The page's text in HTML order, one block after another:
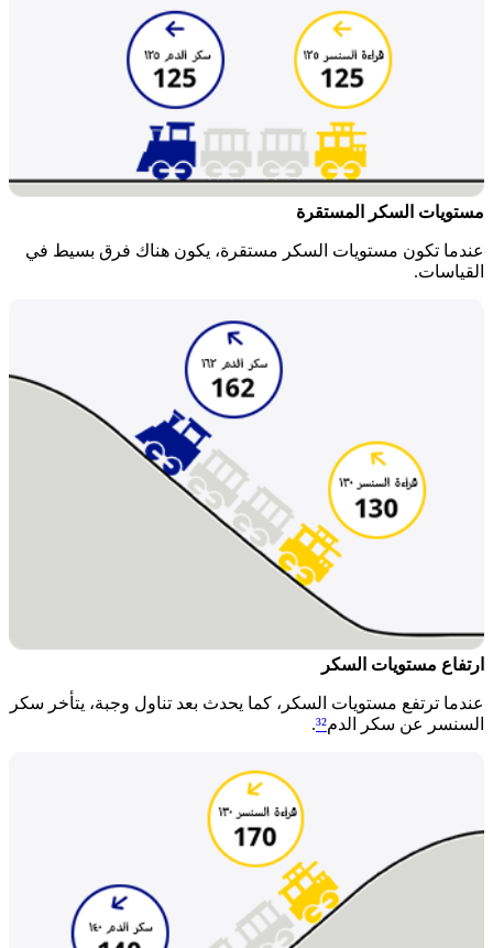
مستويات السكر المستقرة​​
عندما تكون مستويات السكر مستقرة، يكون هناك فرق بسيط في
القياسات.​
ارتفاع مستويات السكر
عندما ترتفع مستويات السكر، كما يحدث بعد تناول وجبة، يتأخر سكر
السنسر عن سكر الدم³²
.